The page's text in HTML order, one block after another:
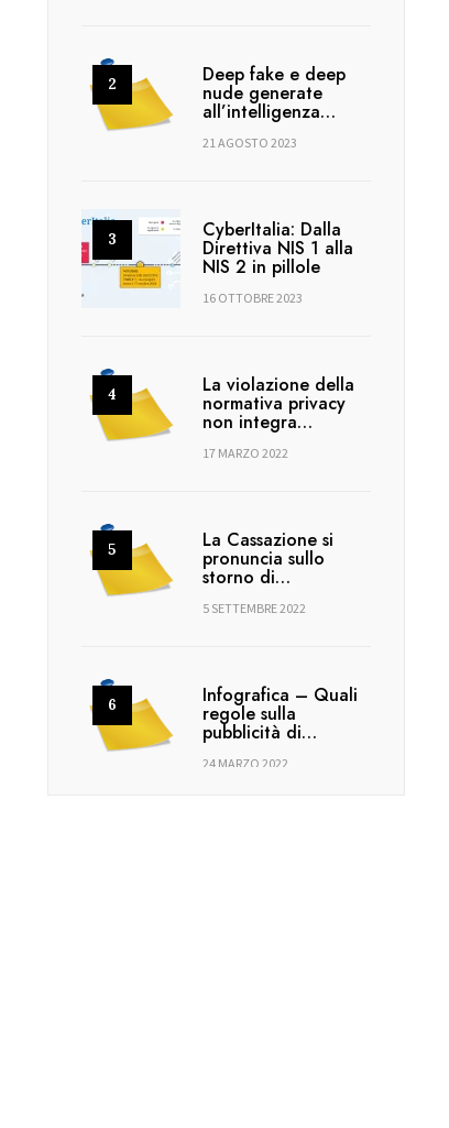
Deep fake e deep
nude generate
all’intelligenza…
21 AGOSTO 2023
CyberItalia: Dalla
Direttiva NIS 1 alla
NIS 2 in pillole
16 OTTOBRE 2023
La violazione della
normativa privacy
non integra…
17 MARZO 2022
La Cassazione si
pronuncia sullo
storno di…
5 SETTEMBRE 2022
Infografica – Quali
regole sulla
pubblicità di…
24 MARZO 2022